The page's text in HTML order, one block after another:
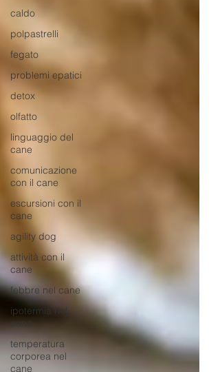
caldo
polpastrelli
fegato
problemi epatici
detox
olfatto
linguaggio del
cane
comunicazione
con il cane
escursioni con il
cane
agility dog
attività con il
cane
febbre nel cane
ipotermia nel
cane
temperatura
corporea nel
cane